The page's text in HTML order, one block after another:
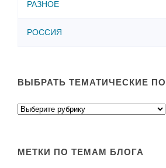
РАЗНОЕ
РОССИЯ
ВЫБРАТЬ ТЕМАТИЧЕСКИЕ
МЕТКИ ПО ТЕМАМ БЛОГА